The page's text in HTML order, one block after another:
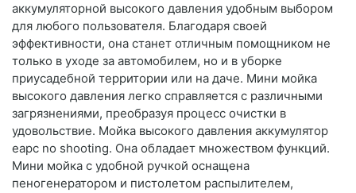
аккумуляторной высокого давления удобным выбором
для любого пользователя. Благодаря своей
эффективности, она станет отличным помощником не
только в уходе за автомобилем, но и в уборке
приусадебной территории или на даче. Мини мойка
высокого давления легко справляется с различными
загрязнениями, преобразуя процесс очистки в
удовольствие. Мойка высокого давления аккумулятор
eapc no shooting. Она обладает множеством функций.
Мини мойка с удобной ручкой оснащена
пеногенератором и пистолетом распылителем,